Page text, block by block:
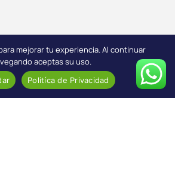
mejorar tu experiencia. Al continuar
aceptas su uso.
Politíca de Privacidad